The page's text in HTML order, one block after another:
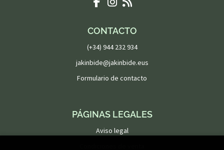
CONTACTO
(+34) 944 232 934
jakinbide@jakinbide.eus
Formulario de contacto
PÁGINAS LEGALES
Aviso legal